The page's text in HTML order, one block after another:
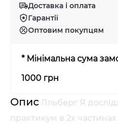
Доставка і оплата
Гарантії
Оптовим покупцям
* Мінімальна сума
1000 грн
Опис Гільберг Я
практикум в 2х